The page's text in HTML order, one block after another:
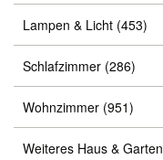
Lampen & Licht (453)
Schlafzimmer (286)
Wohnzimmer (951)
Weiteres Haus & Garten